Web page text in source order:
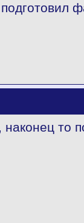
наконец то